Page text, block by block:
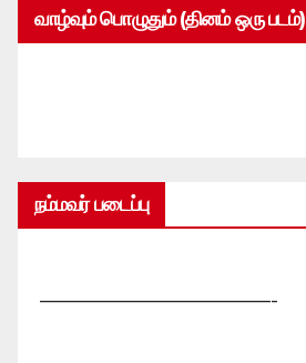
வாழ்வும் பொழுதும் (தினம் ஒரு படம்)
நம்மவர் படைப்பு
—————————————-